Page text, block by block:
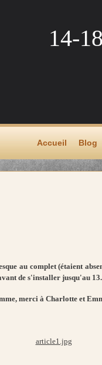
14-
Accueil Blog
au complet (étaient
de s'installer jusqu'au
merci à Charlotte et